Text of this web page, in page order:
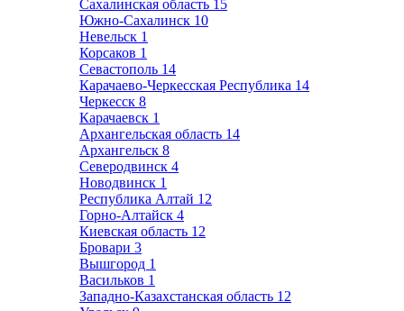
Сахалинская область 15
Южно-Сахалинск 10
Невельск 1
Корсаков 1
Севастополь 14
Карачаево-Черкесская Республика 14
Черкесск 8
Карачаевск 1
Архангельская область 14
Архангельск 8
Северодвинск 4
Новодвинск 1
Республика Алтай 12
Горно-Алтайск 4
Киевская область 12
Бровари 3
Вышгород 1
Васильков 1
Западно-Казахстанская область 12